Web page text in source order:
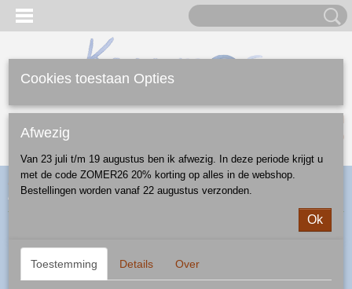
(0)
Home >Webshop>Feestdagen>Kerst>glazen kerstbal
kerstbal - blauw goud
Cookies toestaan Opties
Afwezig
Van 23 juli t/m 19 augustus ben ik afwezig. In deze periode krijgt u
met de code ZOMER26 20% korting op alles in de webshop.
Bestellingen worden vanaf 22 augustus verzonden.
Ok
Toestemming Details Over